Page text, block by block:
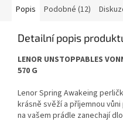
Popis Podobné (12)
Detailní popis
LENOR UNSTOPPABLES
570 G
Lenor Spring Awakeing
krásně svěží a příjemnou
na vašem prádle zanechají